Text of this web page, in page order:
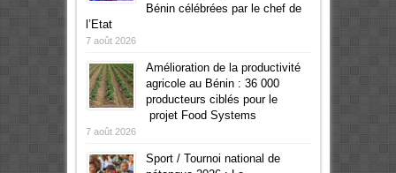
Bénin célébrées par le chef de
l’Etat
7 août 2026
Amélioration de la productivité
agricole au Bénin : 36 000
producteurs ciblés pour le
projet Food Systems
7 août 2026
Sport / Tournoi national de